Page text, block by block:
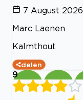
7 August 2026
Marc Laenen
Kalmthout
delen
9